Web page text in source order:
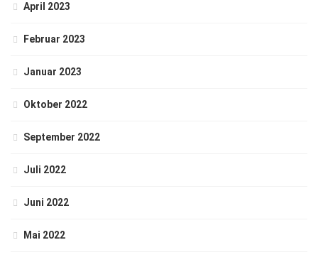
April 2023
Februar 2023
Januar 2023
Oktober 2022
September 2022
Juli 2022
Juni 2022
Mai 2022